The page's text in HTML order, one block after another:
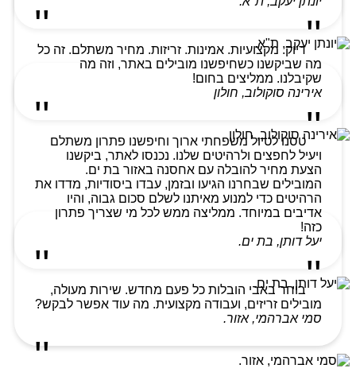
דיוק. מקצועיות. אמינות. זריזות. מחיר משתלם. זה כל
מה שביקשנו כשחיפשנו מובילים באתר, וזה מה
שקיבלנו. ממליצים בחום!
אירינה סוקולוב, חולון
טסנו לטיול משפחתי ארוך וחיפשנו פתרון משתלם
ויעיל לחפצים ולרהיטים שלנו. נכנסו לאתר, ביקשנו
הצעת מחיר להובלה עם אחסנה באזור בת ים.
המובילים שבחרנו הגיעו ובזמן, עבדו ביסודיות, מדדו את
הרהיטים כדי למנוע מאיתנו לשלם סכום גבוה, והיו
אדיבים במיוחד. ממליצה ממש לכל מי שצריך פתרון
כזה!
יעל דותן, בת ים.
בוחר באבי הובלות כל פעם מחדש. שירות מעולה,
מובילים זריזים, ועבודה מקצועית. מה עוד אפשר לבקש?
סמי אברהמי, אזור.